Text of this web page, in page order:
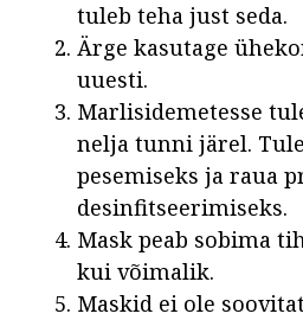
tuleb teha just seda.
Ärge kasutage
uuesti.
Marlisidemetesse
nelja tunni järel.
pesemiseks ja raua
desinfitseerimiseks.
Mask peab sobima
kui võimalik.
Maskid ei ole